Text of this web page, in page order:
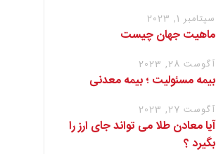
سپتامبر 1, 2023
ماهیت جهان چیست
آگوست 28, 2023
بیمه مسئولیت ؛ بیمه معدنی
آگوست 27, 2023
آیا معادن طلا می تواند جای ارز را
بگیرد ؟